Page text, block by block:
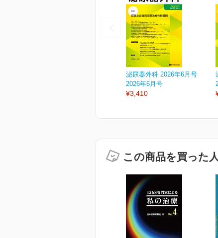
泌尿器外科 2026年6月号
2026年6月号
¥3,410
この商品を買った